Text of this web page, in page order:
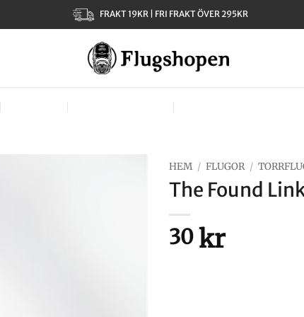
FRAKT 19KR | FRI FRAKT ÖVER 295KR
HEM / FLUGOR /
The Found
30kr